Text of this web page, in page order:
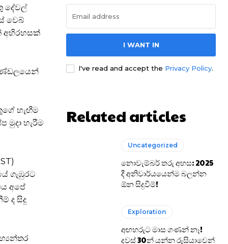
දේවල්
වෙබ්
අභිරහසක්
හැඟීම
මුදා හැරීම
ගැඹුරට
අපේ
ද සිදු
I WANT IN
I've read and accept the Privacy Policy.
Related articles
Uncategorized
නොවැම්බර් තරු අහස: 2025
දී අනිවාර්යයෙන්ම බලන්න
ඕන සිදුවීම්!
Exploration
අඟහරුට මාස ගණන් නෑ!
දවස් 30න් යන්න රුසියාවෙන්